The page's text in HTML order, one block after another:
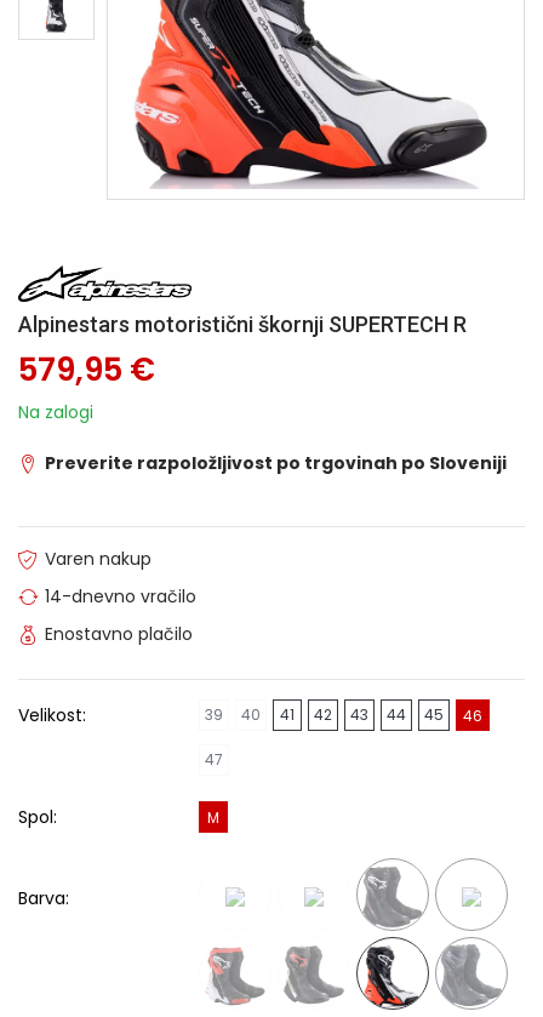
Alpinestars motoristični škornji SUPERTECH R
579,95 €
Na zalogi
Preverite razpoložljivost po trgovinah po Sloveniji
Varen nakup
14-dnevno vračilo
Enostavno plačilo
Velikost: 39 40 41 42 43 44 45 46
47
Spol: M
Barva: